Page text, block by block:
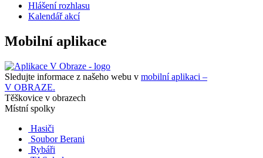
Hlášení rozhlasu
Kalendář akcí
Mobilní aplikace
Sledujte informace z našeho webu v mobilní aplikaci –
V OBRAZE.
Těškovice v obrazech
Místní spolky
Hasiči
Soubor Berani
Rybáři